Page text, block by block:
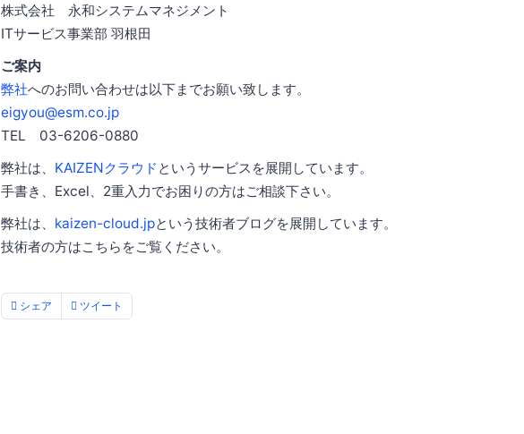
株式会社 永和システムマネジメント
ITサービス事業部 羽根田
ご案内
弊社へのお問い合わせは以下までお願い致します。
eigyou@esm.co.jp
TEL 03-6206-0880
弊社は、 KAIZENクラウド というサービスを展開しています。
手書き、Excel、2重入力でお困りの方はご相談下さい。
弊社は、 kaizen-cloud.jpという技術者ブログを展開しています。
技術者の方はこちらをご覧ください。
シェア ツイート